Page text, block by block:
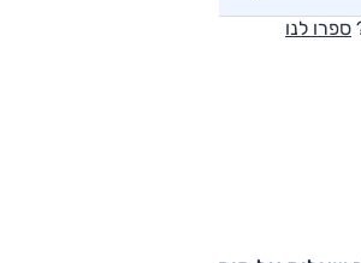
ספרו לנו